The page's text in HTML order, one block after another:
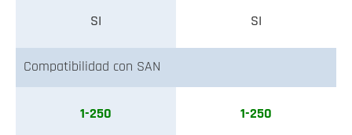
SI SI
Compatibilidad con SAN
1-250 1-250